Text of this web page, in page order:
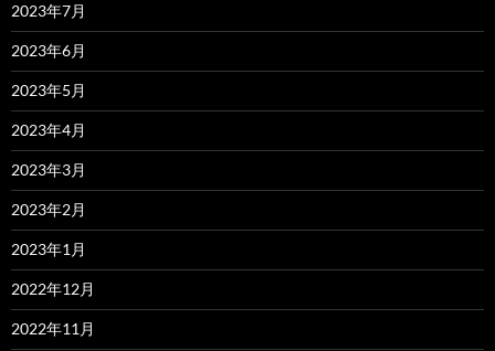
2023年7月
2023年6月
2023年5月
2023年4月
2023年3月
2023年2月
2023年1月
2022年12月
2022年11月